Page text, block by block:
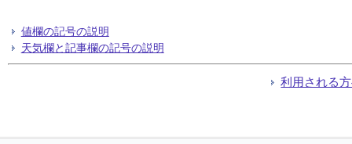
値欄の記号の説明
天気欄と記事欄の記号の説明
利用される